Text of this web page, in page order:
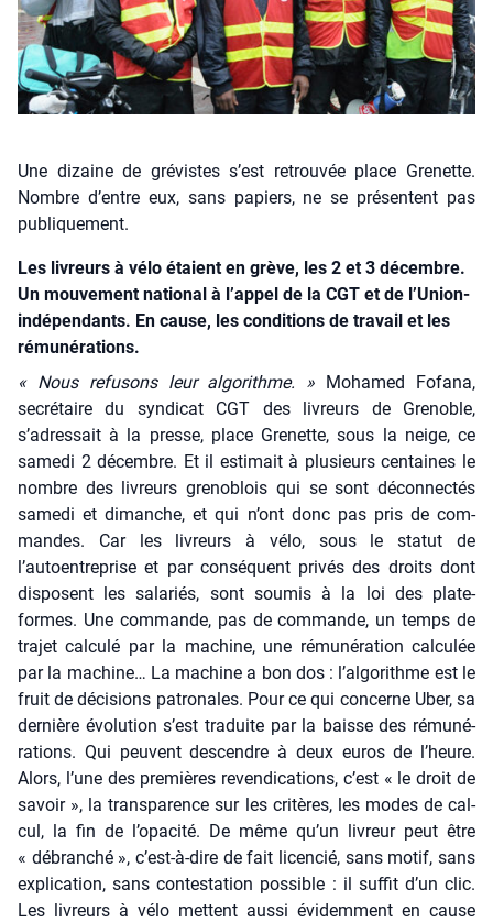
Une dizaine de grévistes s’est retrouvée place Grenette.
Nombre d’entre eux, sans papiers, ne se présentent pas
publiquement.
Les livreurs à vélo étaient en grève, les 2 et 3 décembre.
Un mouvement national à l’appel de la CGT et de l’Union-
indépendants. En cause, les conditions de travail et les
rémunérations.
« Nous refu­sons leur algo­rithme. » Moha­med Fofa­na,
secré­taire du syn­di­cat CGT des livreurs de Gre­noble,
s’adressait à la presse, place Gre­nette, sous la neige, ce
same­di 2 décembre. Et il esti­mait à plu­sieurs cen­taines le
nombre des livreurs gre­no­blois qui se sont décon­nec­tés
same­di et dimanche, et qui n’ont donc pas pris de com­
mandes. Car les livreurs à vélo, sous le sta­tut de
l’autoentreprise et par consé­quent pri­vés des droits dont
dis­posent les sala­riés, sont sou­mis à la loi des pla­te­
formes. Une com­mande, pas de com­mande, un temps de
tra­jet cal­cu­lé par la machine, une rému­né­ra­tion cal­cu­lée
par la machine… La machine a bon dos : l’algorithme est le
fruit de déci­sions patro­nales. Pour ce qui concerne Uber, sa
der­nière évo­lu­tion s’est tra­duite par la baisse des rému­né­
ra­tions. Qui peuvent des­cendre à deux euros de l’heure.
Alors, l’une des pre­mières reven­di­ca­tions, c’est « le droit de
savoir », la trans­pa­rence sur les cri­tères, les modes de cal­
cul, la fin de l’opacité. De même qu’un livreur peut être
« débran­ché », c’est-à-dire de fait licen­cié, sans motif, sans
expli­ca­tion, sans contes­ta­tion pos­sible : il suf­fit d’un clic.
Les livreurs à vélo mettent aus­si évi­dem­ment en cause